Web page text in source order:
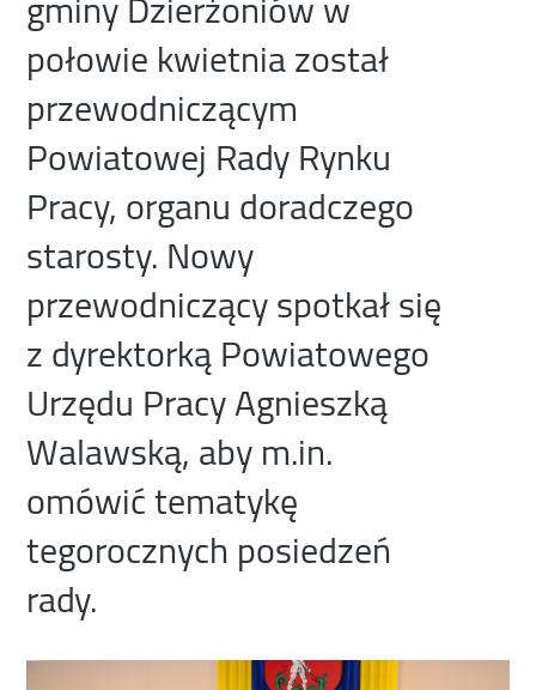
połowie kwietnia został
przewodniczącym
Powiatowej Rady Rynku
Pracy, organu doradczego
starosty. Nowy
przewodniczący spotkał się
z dyrektorką Powiatowego
Urzędu Pracy Agnieszką
Walawską, aby m.in.
omówić tematykę
tegorocznych posiedzeń
rady.